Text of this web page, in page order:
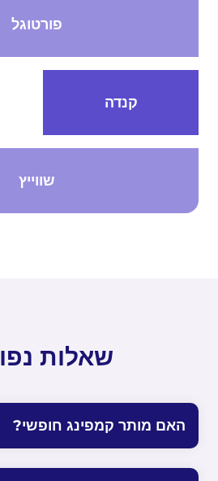
פורטוגל
קנדה
שווייץ
שאלות
האם מותר קמפינג חופשי?